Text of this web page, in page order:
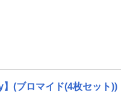
(ブロマイド(4枚セット))